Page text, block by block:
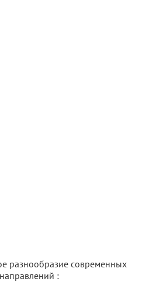
разнообразие современных
: